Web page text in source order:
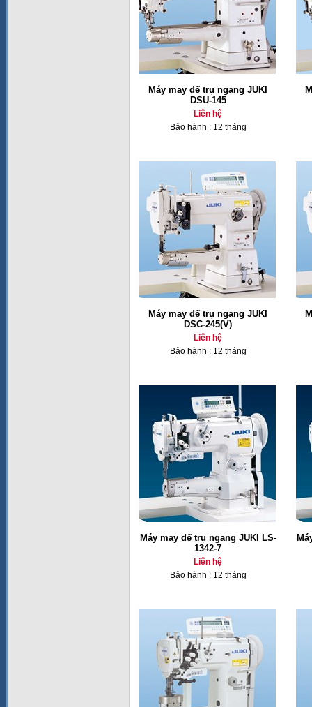
Máy may đế trụ ngang JUKI
DSU-145
Liên hệ
Bảo hành : 12 tháng
Máy may đế trụ ngang JUKI
DSC-245(V)
Liên hệ
Bảo hành : 12 tháng
Máy may đế trụ ngang JUKI LS-
1342-7
Liên hệ
Bảo hành : 12 tháng